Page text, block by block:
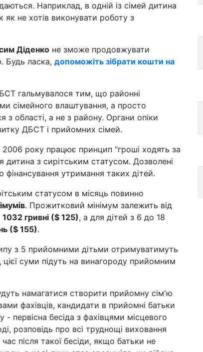
Наприклад, в одній із сімей дитина
не хотів виконувати роботу з
Діденко не зможе продовжувати
Будь ласка, допоможіть зібрати кошти на
гальмувалося тим, що районні
сімейного влаштування, а просто
з області, а не з району. Органи опіки
ДБСТ і прийомних сімей.
2006 року працює принцип "гроші ходять за
з сирітським статусом. Дозволені
фінансування утримання таких дітей.
статусом в місяць повинно
. Прожитковий мінімум залежить від
1032 гривні ($ 125), а для дітей з 6 до 18
($ 155).
з 5 прийомними дітьми отримуватимуть
суми підуть на винагороду прийомним
намагатися створити прийомну сім'ю
фахівців, кандидати в прийомні батьки
первісна бесіда з фахівцями місцевого
розповідь про всі труднощі виховання
після такої бесіди, якщо батьки не